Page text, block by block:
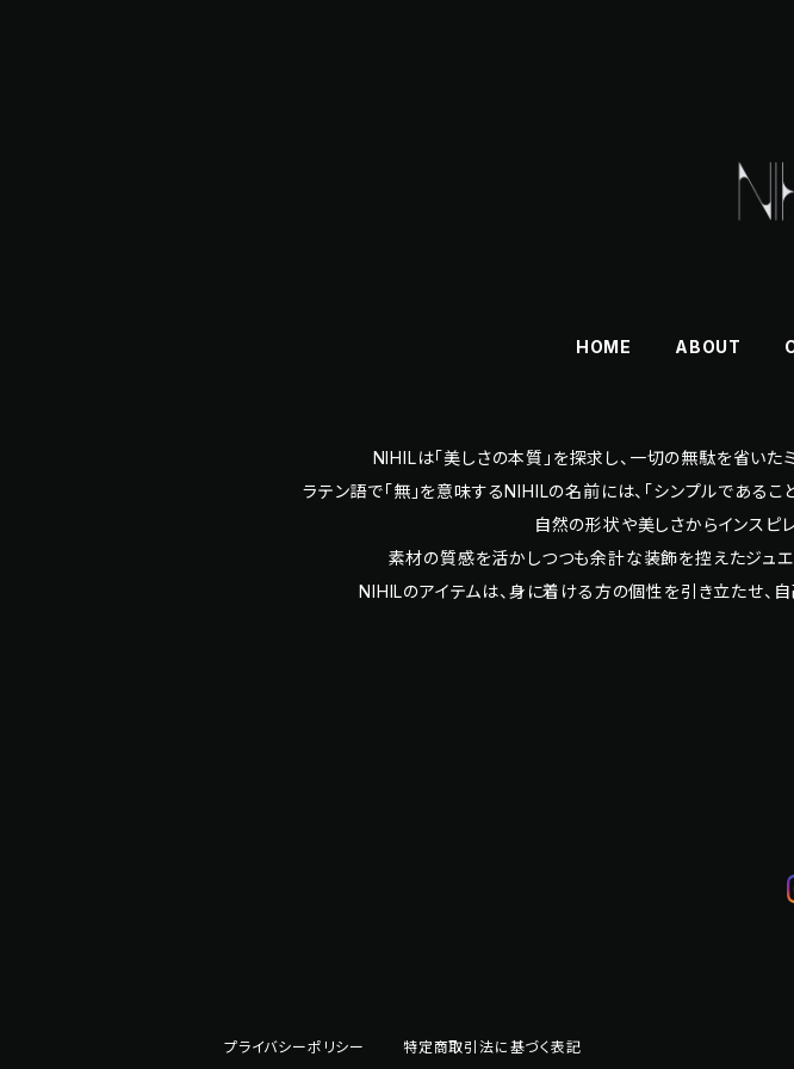
HOME ABOUT
NIHILは「美しさの本質」を探求し、一切の無駄を省いた
ラテン語で「無」を意味するNIHILの名前には、「シンプルである
自然の形状や美しさからインスピ
素材の質感を活かしつつも余計な装飾を控えたジュ
NIHILのアイテムは、身に着ける方の個性を引き立たせ、
プライバシーポリシー 特定商取引法に基づく表記